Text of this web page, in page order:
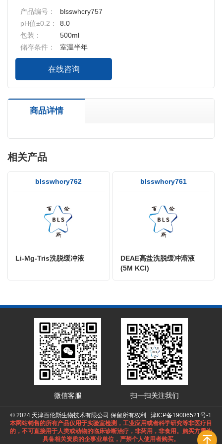
产品编号：
blsswhcry757
pH值±0.2：
8.0
包装：
500ml
储存条件：
室温半年
在线咨询
商品详情
相关产品
blsswhcry762
Li-Mg-Tris洗脱缓冲液
blsswhcry761
DEAE高盐洗脱缓冲溶液
(5M KCl)
微信客服 扫一扫关注我们
© 2024 天津百伦斯生物技术有限公司 保留所有权利 津ICP备19006521号-1
本网站销售的所有产品仅用于实验室检测，工业应用或者科学研究等非医疗目
的，不可直接用于人类或动物的临床诊断治疗，非药用，非食用。购买方需为
具备相关资质的企事业单位，严禁个人使用者购买。